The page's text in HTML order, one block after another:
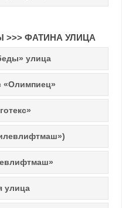
>>> ФАТИНА УЛИЦА
улица
«Олимпиец»
улица